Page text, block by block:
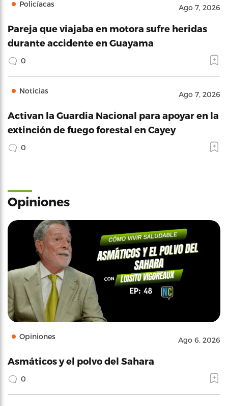
Policíacas Ago 7, 2026
Pareja que viajaba en motora sufre heridas
durante accidente en Guayama
0
Noticias Ago 7, 2026
Activan la Guardia Nacional para apoyar en la
extinción de fuego forestal en Cayey
0
Opiniones
Opiniones Ago 6, 2026
Asmáticos y el polvo del Sahara
0